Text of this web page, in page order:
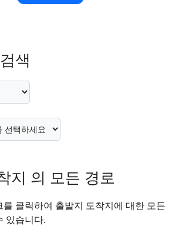
색
지 의 모든 경로
를 클릭하여 출발지 도착지에 대한 모든
있습니다.